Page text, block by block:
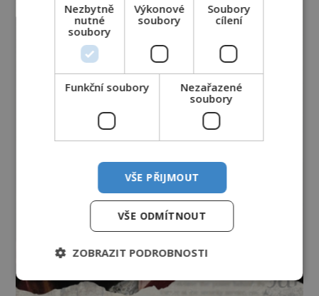
Nezbytně
nutné
soubory
Výkonové
soubory
Soubory
cílení
Funkční soubory
Nezařazené
soubory
VŠE PŘIJMOUT
VŠE ODMÍTNOUT
ZOBRAZIT PODROBNOSTI